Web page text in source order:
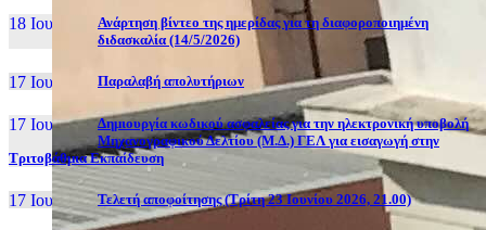
18 Ιουν, 26
Ανάρτηση βίντεο της ημερίδας για τη διαφοροποιημένη
διδασκαλία (14/5/2026)
17 Ιουν, 26 Παραλαβή απολυτήριων
17 Ιουν, 26
Δημιουργία κωδικού ασφαλείας για την ηλεκτρονική υποβολή
Μηχανογραφικού Δελτίου (Μ.Δ.) ΓΕΛ για εισαγωγή στην
Τριτοβάθμια Εκπαίδευση
17 Ιουν, 26 Τελετή αποφοίτησης (Τρίτη 23 Ιουνίου 2026, 21.00)